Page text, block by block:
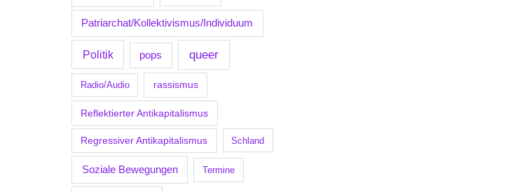
Patriarchat/Kollektivismus/Individuum
Politik pops queer
Radio/Audio rassismus
Reflektierter Antikapitalismus
Regressiver Antikapitalismus Schland
Soziale Bewegungen Termine